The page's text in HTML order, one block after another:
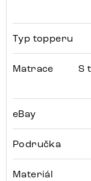
Typ topperu
Matrace
S
eBay
Područka
Materiál